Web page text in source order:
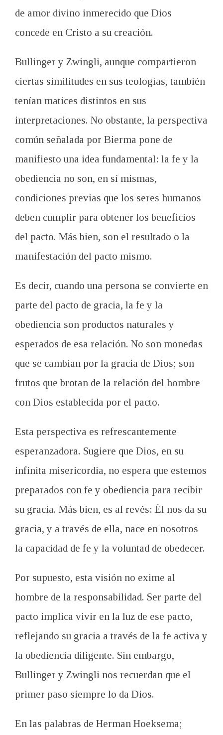
de amor divino inmerecido que Dios
concede en Cristo a su creación.
Bullinger y Zwingli, aunque compartieron
ciertas similitudes en sus teologías, también
tenían matices distintos en sus
interpretaciones. No obstante, la perspectiva
común señalada por Bierma pone de
manifiesto una idea fundamental: la fe y la
obediencia no son, en sí mismas,
condiciones previas que los seres humanos
deben cumplir para obtener los beneficios
del pacto. Más bien, son el resultado o la
manifestación del pacto mismo.
Es decir, cuando una persona se convierte en
parte del pacto de gracia, la fe y la
obediencia son productos naturales y
esperados de esa relación. No son monedas
que se cambian por la gracia de Dios; son
frutos que brotan de la relación del hombre
con Dios establecida por el pacto.
Esta perspectiva es refrescantemente
esperanzadora. Sugiere que Dios, en su
infinita misericordia, no espera que estemos
preparados con fe y obediencia para recibir
su gracia. Más bien, es al revés: Él nos da su
gracia, y a través de ella, nace en nosotros
la capacidad de fe y la voluntad de obedecer.
Por supuesto, esta visión no exime al
hombre de la responsabilidad. Ser parte del
pacto implica vivir en la luz de ese pacto,
reflejando su gracia a través de la fe activa y
la obediencia diligente. Sin embargo,
Bullinger y Zwingli nos recuerdan que el
primer paso siempre lo da Dios.
En las palabras de Herman Hoeksema;